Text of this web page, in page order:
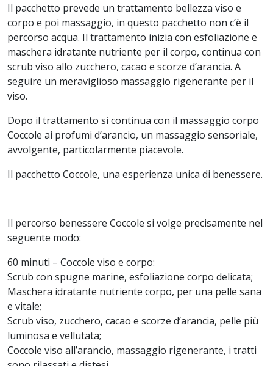
Il pacchetto prevede un trattamento bellezza viso e
corpo e poi massaggio, in questo pacchetto non c’è il
percorso acqua. Il trattamento inizia con esfoliazione e
maschera idratante nutriente per il corpo, continua con
scrub viso allo zucchero, cacao e scorze d’arancia. A
seguire un meraviglioso massaggio rigenerante per il
viso.
Dopo il trattamento si continua con il massaggio corpo
Coccole ai profumi d’arancio, un massaggio sensoriale,
avvolgente, particolarmente piacevole.
Il pacchetto Coccole, una esperienza unica di benessere.
Il percorso benessere Coccole si volge precisamente nel
seguente modo:
60 minuti – Coccole viso e corpo:
Scrub con spugne marine, esfoliazione corpo delicata;
Maschera idratante nutriente corpo, per una pelle sana
e vitale;
Scrub viso, zucchero, cacao e scorze d’arancia, pelle più
luminosa e vellutata;
Coccole viso all’arancio, massaggio rigenerante, i tratti